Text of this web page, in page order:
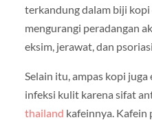
terkandung dalam biji
mengurangi peradangan
eksim, jerawat, dan
Selain itu, ampas kopi
infeksi kulit karena sifat
thailand kafeinnya. Kafein